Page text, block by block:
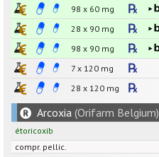
98 x 60 mg
28 x 90 mg
98 x 90 mg
7 x 120 mg
28 x 120 mg
Arcoxia (Orifarm Belgium)
étoricoxib
compr. pellic.